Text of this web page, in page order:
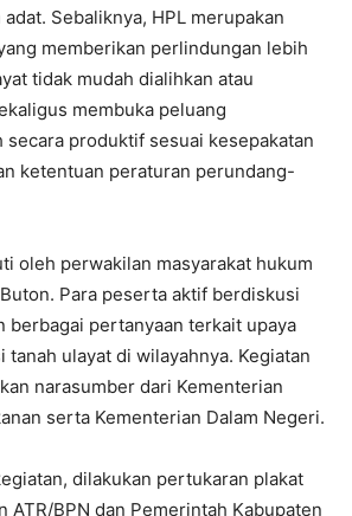
Sebaliknya, HPL merupakan
memberikan perlindungan lebih
tidak mudah dialihkan atau
membuka peluang
secara produktif sesuai kesepakatan
ketentuan peraturan perundang-
oleh perwakilan masyarakat hukum
Para peserta aktif berdiskusi
berbagai pertanyaan terkait upaya
tanah ulayat di wilayahnya. Kegiatan
narasumber dari Kementerian
serta Kementerian Dalam Negeri.
dilakukan pertukaran plakat
ATR/BPN dan Pemerintah Kabupaten